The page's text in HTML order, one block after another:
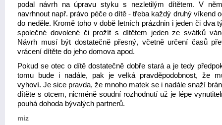
podal návrh na úpravu styku s nezletilým dítětem. V
navrhnout např. právo péče o dítě - třeba každý druhý víkend
do neděle. Kromě toho v době letních prázdnin i jeden či dva
společné dovolené či prožít s dítětem jeden ze svátků
Návrh musí být dostatečně přesný, včetně určení časů
vrácení dítěte do jeho domova apod.
Pokud se otec o dítě dostatečně dobře stará a je tedy
tomu bude i nadále, pak je velká pravděpodobnost, že
vyhoví. Je sice pravda, že mnoho matek se i nadále snaží
dítěte s otcem, nicméně soudní rozhodnutí už je lépe
pouhá dohoda bývalých partnerů.
miz